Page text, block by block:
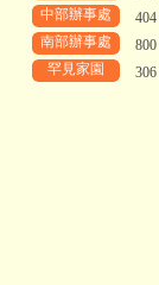
中部辦事處
南部辦事處
罕見家園